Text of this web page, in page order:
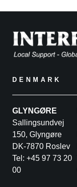
DENMARK
GLYNGØRE
Sallingsundvej
150, Glyngøre
DK-7870 Roslev
Tel: +45 97 73 20
00